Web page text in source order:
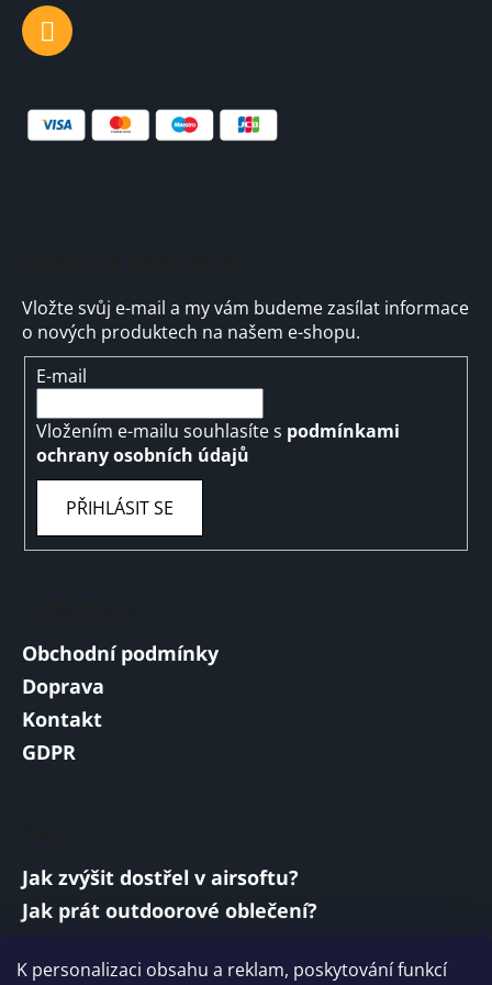
K personalizaci obsahu a reklam, poskytování funkcí
Vložte svůj e-mail a my vám budeme zasílat informace
o nových produktech na našem e-shopu.
E-mail
Vložením e-mailu souhlasíte s podmínkami
ochrany osobních údajů
PŘIHLÁSIT SE
Obchodní podmínky
Doprava
Kontakt
GDPR
Jak zvýšit dostřel v airsoftu?
Jak prát outdoorové oblečení?
Vojenská a armádní sluchátka: co musí